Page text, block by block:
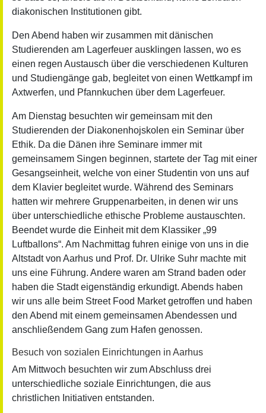
diakonischen Institutionen gibt.
Den Abend haben wir zusammen mit dänischen
Studierenden am Lagerfeuer ausklingen lassen, wo es
einen regen Austausch über die verschiedenen Kulturen
und Studiengänge gab, begleitet von einen Wettkampf im
Axtwerfen, und Pfannkuchen über dem Lagerfeuer.
Am Dienstag besuchten wir gemeinsam mit den
Studierenden der Diakonenhojskolen ein Seminar über
Ethik. Da die Dänen ihre Seminare immer mit
gemeinsamem Singen beginnen, startete der Tag mit einer
Gesangseinheit, welche von einer Studentin von uns auf
dem Klavier begleitet wurde. Während des Seminars
hatten wir mehrere Gruppenarbeiten, in denen wir uns
über unterschiedliche ethische Probleme austauschten.
Beendet wurde die Einheit mit dem Klassiker „99
Luftballons“. Am Nachmittag fuhren einige von uns in die
Altstadt von Aarhus und Prof. Dr. Ulrike Suhr machte mit
uns eine Führung. Andere waren am Strand baden oder
haben die Stadt eigenständig erkundigt. Abends haben
wir uns alle beim Street Food Market getroffen und haben
den Abend mit einem gemeinsamen Abendessen und
anschließendem Gang zum Hafen genossen.
Besuch von sozialen Einrichtungen in Aarhus
Am Mittwoch besuchten wir zum Abschluss drei
unterschiedliche soziale Einrichtungen, die aus
christlichen Initiativen entstanden.